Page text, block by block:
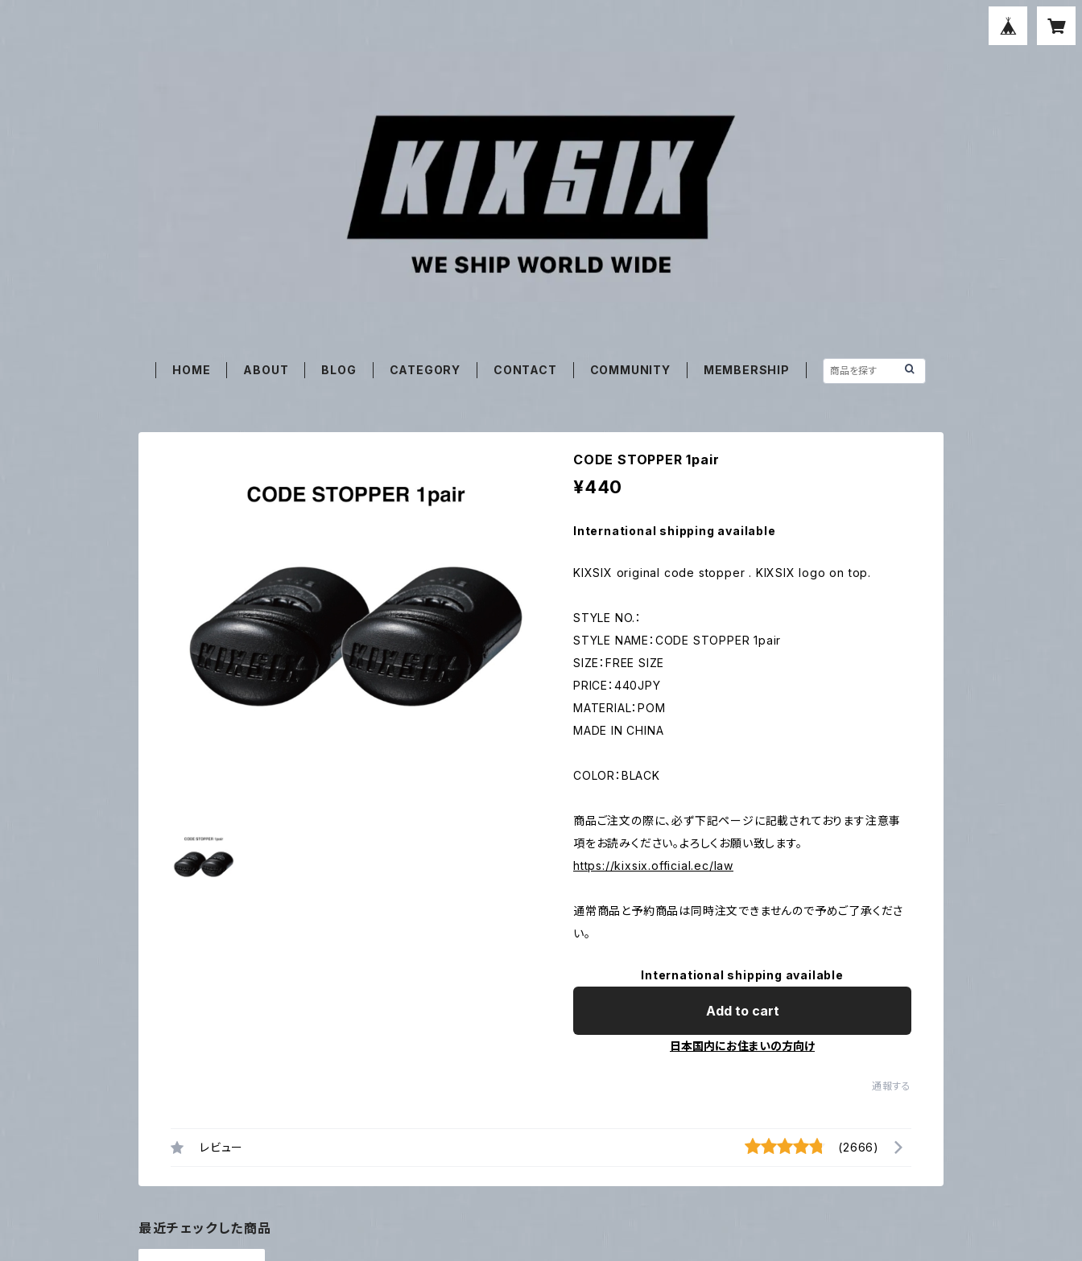
HOME ABOUT BLOG CATEGORY CONTACT COMMUNITY MEMBERSHIP
CODE STOPPER 1pair
¥440
International shipping available
KIXSIX original code stopper . KIXSIX logo on top.
STYLE NO.：
STYLE NAME：CODE STOPPER 1pair
SIZE：FREE SIZE
PRICE：440JPY
MATERIAL：POM
MADE IN CHINA
COLOR：BLACK
商品ご注文の際に、必ず下記ページに記載されております注意事
項をお読みください。よろしくお願い致します。
https://kixsix.official.ec/law
通常商品と予約商品は同時注文できませんので予めご了承くださ
い。
International shipping available
Add to cart
日本国内にお住まいの方向け
通報する
レビュー (2666)
最近チェックした商品